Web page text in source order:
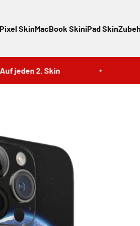
Pixel SkinMacBook SkiniPad Skin
jeden 2. Skin